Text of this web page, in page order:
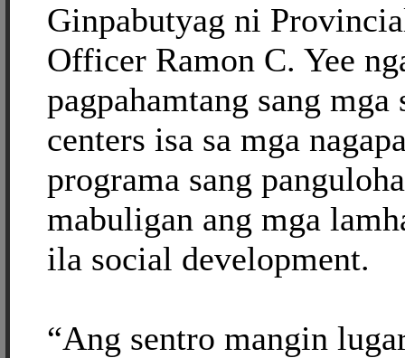
Ginpabutyag ni
Officer Ramon C. Yee
pagpahamtang sang mga
centers isa sa mga
programa sang
mabuligan ang mga
ila social development.
“Ang sentro mangin